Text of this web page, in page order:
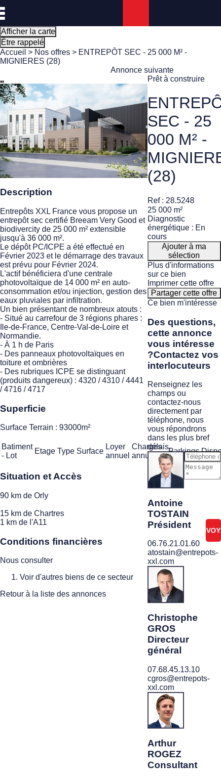
Afficher la carte
Être rappelé
Accueil > Nos offres > ENTREPÔT SEC - 25 000 M² -
MIGNIERES (28)
Annonce suivante
Description
Entrepôts XXL France vous propose un
entrepôt sec certifié Breeam Very Good et
biodivercity de 25 000 m² extensible
jusqu'à 36 000 m².
Le dépôt PC/ICPE a été effectué en
Février 2023 et le démarrage des travaux
est prévu pour Février 2024.
L'actif bénéficiera d'une centrale
photovoltaïque de 14 000 m² en auto-
consommation et/ou injection, gestion des
eaux pluviales par infiltration.
Un bien présentant de nombreux atouts :
- Situé au carrefour de 3 régions phares :
Ile-de-France, Centre-Val-de-Loire et
Normandie.
- À 1 h de Paris
- Des panneaux photovoltaïques en
toiture et ombrières
- Des rubriques ICPE se distinguant
(produits dangereux) : 4320 / 4310 / 4441
/ 4716 / 4717
Superficie
Surface Terrain : 93000m²
Batiment
- Lot
Etage Type Surface
Loyer
annuel
Charges
annuelles
Parkings
Situation et Accès
90 km de Orly
15 km de Chartres
1 km de l'A11
Conditions financières
Nous consulter
Voir d'autres biens de ce secteur
Retour à la liste des annonces
Prêt à construire
SEC - 25
000 M² -
(28)
Ref : 28.5248
25 000 m²
Diagnostic
énergétique : En
cours
Ajouter à ma
sélection
Plus d'informations
sur ce bien
Imprimer cette offre
Partager cette offre
Ce bien m'intéresse
Des questions,
cette annonce
vous intéresse
?Contactez vos
interlocuteurs
Renseignez les
champs ou
contactez-nous
directement par
téléphone, nous
vous répondrons
dans les plus bref
délais.
Antoine
TOSTAIN
Président
06.76.21.01.60
atostain@entrepots-
xxl.com
Christophe
GROS
Directeur
général
07.68.45.13.10
cgros@entrepots-
xxl.com
Arthur
ROGEZ
Consultant